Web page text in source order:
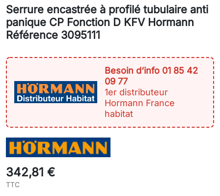
Serrure encastrée à profilé tubulaire anti
panique CP Fonction D KFV Hormann
Référence 3095111
Besoin d‘info 01 85 42
09 77
1er distributeur
Hormann France
habitat
342,81 €
TTC